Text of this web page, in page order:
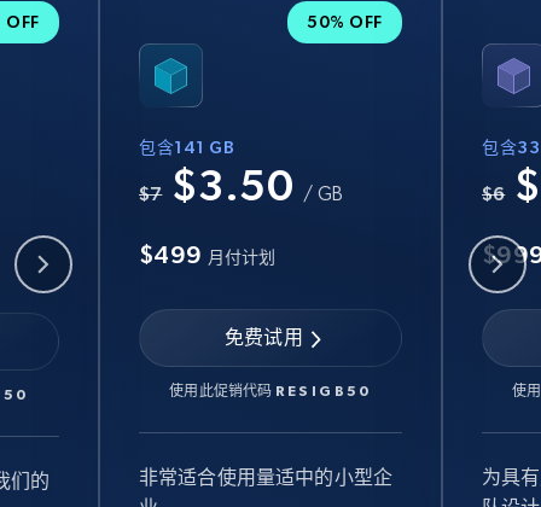
OFF
们的
50% OFF
包含141 GB
$7 $3.50 / GB
$499 月付计划
免费试用
使用此促销代码 RESIGB50
非常适合使用量适中的小型企
包含
$6
使
为具